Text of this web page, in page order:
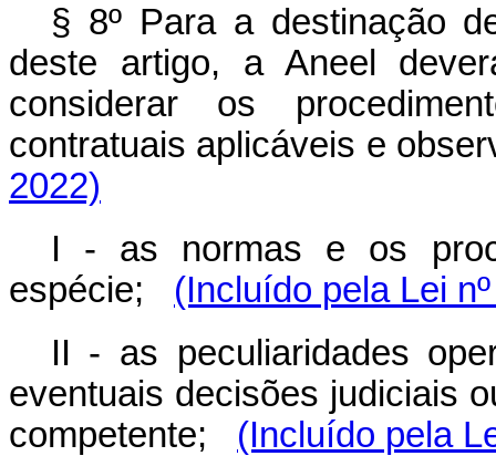
§ 8º Para a destinação
deste artigo, a Aneel
considerar os
contratuais aplicáveis e
2022)
I - as normas e os
espécie;
(Incluído pela Lei
II - as peculiaridades
eventuais decisões judiciais
competente;
(Incluído pela